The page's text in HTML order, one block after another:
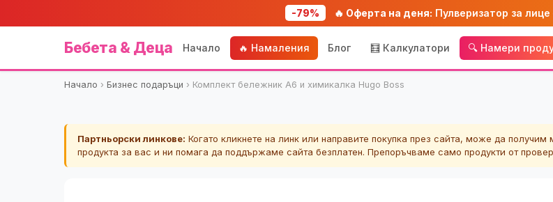
-79% 🔥 Оферта на деня: Пулверизатор за
Бебета & Деца Начало 🔥 Намаления Блог 🧮 Калкулатори 🔍 Намери
Начало › Бизнес подаръци › Комплект бележник A6 и химикалка Hugo Boss
Партньорски линкове: Когато кликнете на линк или направите покупка през сайта, може да
продукта за вас и ни помага да поддържаме сайта безплатен. Препоръчваме само продукти от